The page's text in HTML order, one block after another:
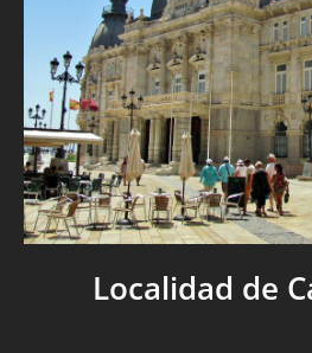
Localidad de